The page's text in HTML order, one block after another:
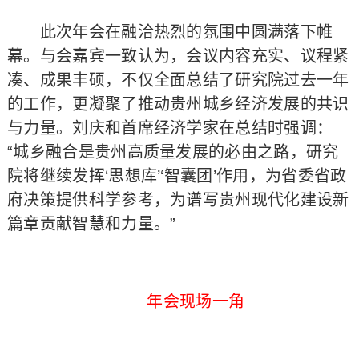
此次年会在融洽热烈的氛围中圆满落下帷
幕。与会嘉宾一致认为，会议内容充实、议程紧
凑、成果丰硕，不仅全面总结了研究院过去一年
的工作，更凝聚了推动贵州城乡经济发展的共识
与力量。刘庆和首席经济学家在总结时强调：
“城乡融合是贵州高质量发展的必由之路，研究
院将继续发挥‘思想库’‘智囊团’作用，为省委省政
府决策提供科学参考，为谱写贵州现代化建设新
篇章贡献智慧和力量。”
年会现场一角